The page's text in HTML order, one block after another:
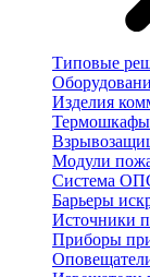
Типовые
Изделия
Модули
Система
Барьеры
Источники
Приборы